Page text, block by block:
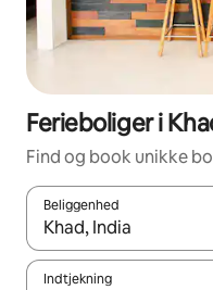
Ferieboliger i
Find og book unikke
Beliggenhed
Når resultaterne er
Indtjekning